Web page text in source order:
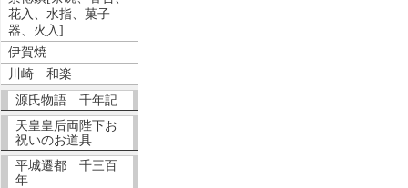
花入、水指、菓子
器、火入]
伊賀焼
川崎 和楽
源氏物語 千年記
天皇皇后両陛下お
祝いのお道具
平城遷都 千三百
年